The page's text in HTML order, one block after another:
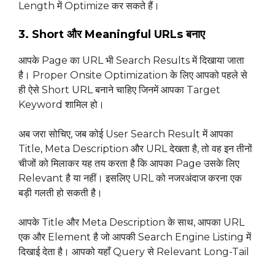
Length में Optimize कर सकते हैं।
3. Short और Meaningful URLs बनाए
आपके Page का URL भी Search Results में दिखाया जाता
है। Proper Onsite Optimization के लिए आपको पहले से
ही ऐसे Short URL बनाने चाहिए जिनमें आपका Target
Keyword शामिल हो।
अब जरा सोचिए, जब कोई User Search Result में आपका
Title, Meta Description और URL देखता है, तो वह इन तीनों
चीजों को मिलाकर यह तय करता है कि आपका Page उसके लिए
Relevant है या नहीं। इसलिए URL को नजरअंदाज करना एक
बड़ी गलती हो सकती है।
आपके Title और Meta Description के साथ, आपका URL
एक और Element है जो आपकी Search Engine Listing में
दिखाई देता है। आपको यहाँ Query से Relevant Long-Tail